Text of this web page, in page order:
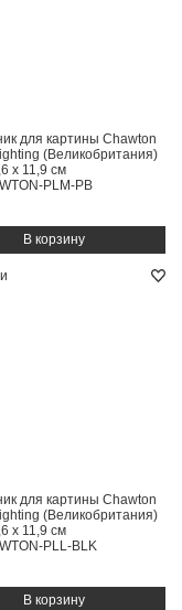
для картины Chawton
(Великобритания)
x 11,9 см
PLM-PB
для картины Chawton
(Великобритания)
x 11,9 см
PLL-BLK